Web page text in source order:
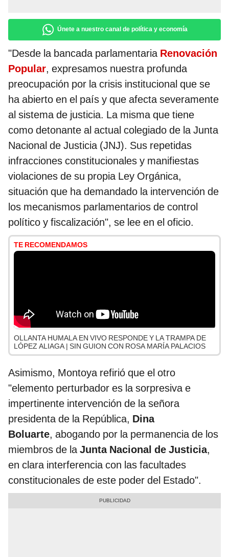
Únete a nuestro canal de política y economía
"Desde la bancada parlamentaria Renovación
Popular, expresamos nuestra profunda
preocupación por la crisis institucional que se
ha abierto en el país y que afecta severamente
al sistema de justicia. La misma que tiene
como detonante al actual colegiado de la Junta
Nacional de Justicia (JNJ). Sus repetidas
infracciones constitucionales y manifiestas
violaciones de su propia Ley Orgánica,
situación que ha demandado la intervención de
los mecanismos parlamentarios de control
político y fiscalización", se lee en el oficio.
TE RECOMENDAMOS
OLLANTA HUMALA EN VIVO RESPONDE Y LA TRAMPA DE
LÓPEZ ALIAGA | SIN GUION CON ROSA MARÍA PALACIOS
Asimismo, Montoya refirió que el otro
"elemento perturbador es la sorpresiva e
impertinente intervención de la señora
presidenta de la República, Dina
Boluarte, abogando por la permanencia de los
miembros de laJunta Nacional de Justicia,
en clara interferencia con las facultades
constitucionales de este poder del Estado".